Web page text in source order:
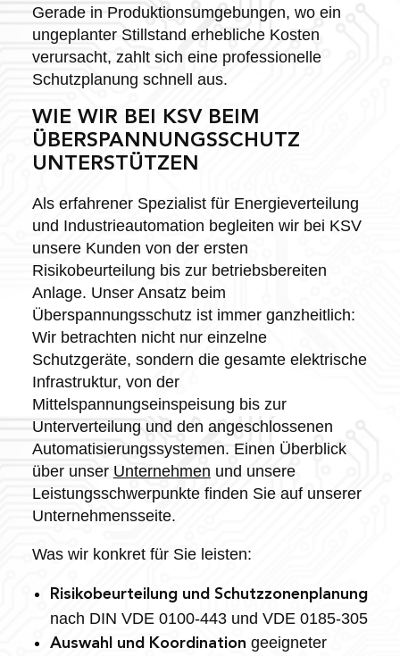
Gerade in Produktionsumgebungen, wo ein
ungeplanter Stillstand erhebliche Kosten
verursacht, zahlt sich eine professionelle
Schutzplanung schnell aus.
WIE WIR BEI KSV BEIM
ÜBERSPANNUNGSSCHUTZ
UNTERSTÜTZEN
Als erfahrener Spezialist für Energieverteilung
und Industrieautomation begleiten wir bei KSV
unsere Kunden von der ersten
Risikobeurteilung bis zur betriebsbereiten
Anlage. Unser Ansatz beim
Überspannungsschutz ist immer ganzheitlich:
Wir betrachten nicht nur einzelne
Schutzgeräte, sondern die gesamte elektrische
Infrastruktur, von der
Mittelspannungseinspeisung bis zur
Unterverteilung und den angeschlossenen
Automatisierungssystemen. Einen Überblick
über unser Unternehmen und unsere
Leistungsschwerpunkte finden Sie auf unserer
Unternehmensseite.
Was wir konkret für Sie leisten:
Risikobeurteilung und Schutzzonenplanung
nach DIN VDE 0100-443 und VDE 0185-305
Auswahl und Koordination geeigneter